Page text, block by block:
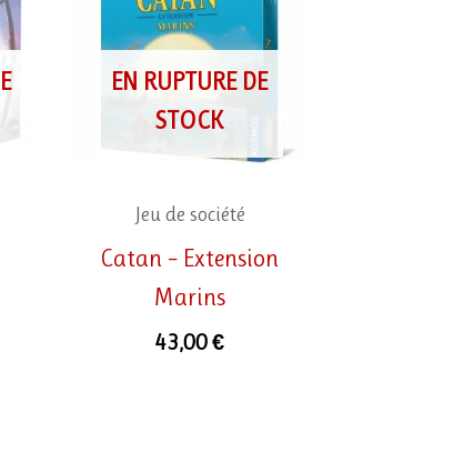
EN RUPTURE DE
STOCK
Jeu de société
Catan – Extension
Marins
43,00€